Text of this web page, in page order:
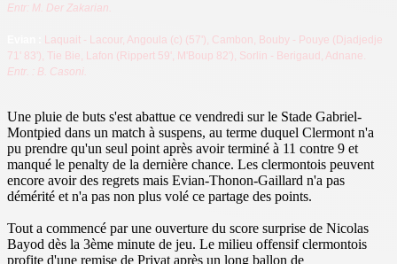
Entr: M. Der Zakarian.
Laquait - Lacour, Angoula (c) (57'), Cambon, Bouby - Pouye (Djadjedje
71' 83'), Tie Bie, Lafon (Rippert 59', M'Boup 82'), Sorlin - Berigaud, Adnane.
Entr. : B. Casoni.
Une pluie de buts s'est abattue ce vendredi sur le Stade Gabriel-
Montpied dans un match à suspens, au terme duquel Clermont n'a
pu prendre qu'un seul point après avoir terminé à 11 contre 9 et
manqué le penalty de la dernière chance. Les clermontois peuvent
encore avoir des regrets mais Evian-Thonon-Gaillard n'a pas
démérité et n'a pas non plus volé ce partage des points.
Tout a commencé par une ouverture du score surprise de Nicolas
Bayod dès la 3ème minute de jeu. Le milieu offensif clermontois
profite d'une remise de Privat après un long ballon de